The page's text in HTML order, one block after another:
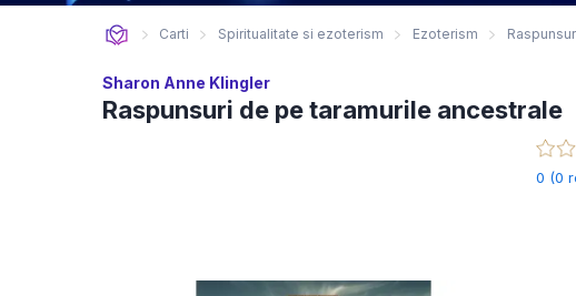
Carti Spiritualitate si ezoterism Ezoterism
Sharon Anne Klingler
Raspunsuri de pe taramurile ancestrale
0 (0